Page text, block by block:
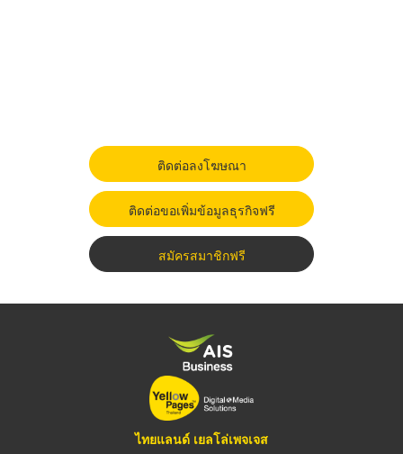
ติดต่อลงโฆษณา
ติดต่อขอเพิ่มข้อมูลธุรกิจฟรี
สมัครสมาชิกฟรี
ไทยแลนด์ เยลโล่เพจเจส